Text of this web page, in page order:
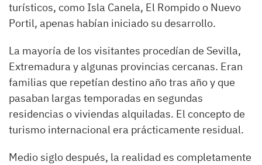
turísticos, como Isla Canela, El Rompido o Nuevo
Portil, apenas habían iniciado su desarrollo.
La mayoría de los visitantes procedían de Sevilla,
Extremadura y algunas provincias cercanas. Eran
familias que repetían destino año tras año y que
pasaban largas temporadas en segundas
residencias o viviendas alquiladas. El concepto de
turismo internacional era prácticamente residual.
Medio siglo después, la realidad es completamente